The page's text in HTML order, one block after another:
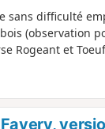
sans difficulté
(observation
Rogeant et
sont à remarquer.
point de vue
Houdent.